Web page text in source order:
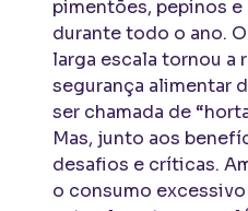
pimentões, pepinos
durante todo o ano.
larga escala tornou a
segurança alimentar
ser chamada de
Mas, junto aos
desafios e críticas.
o consumo excessivo